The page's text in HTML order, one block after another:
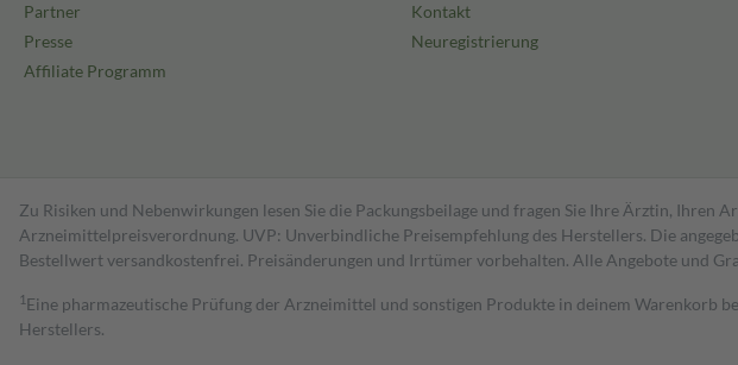
Partner
Presse
Affiliate Programm
Kontakt
Neuregistrierung
Zu Risiken und Nebenwirkungen lesen Sie die Packungsbeilage und fragen Sie Ihre Ärztin,
Arzneimittelpreisverordnung. UVP: Unverbindliche Preisempfehlung des Herstellers. Die
Bestell­wert versand­kosten­frei. Preisänderungen und Irrtümer vorbehalten. Alle Angebote und
1 Eine pharmazeutische Prüfung der Arzneimittel und sonstigen Produkte in deinem Warenkorb
Herstellers.